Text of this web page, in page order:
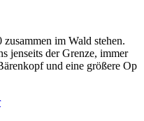
im Wald stehen.
jenseits der Grenze, immer
und eine größere Op